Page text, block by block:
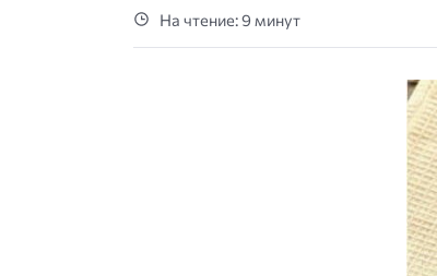
На чтение: 9 минут